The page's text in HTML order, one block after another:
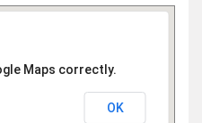
Maps correctly.
OK